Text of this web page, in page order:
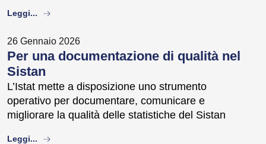
Leggi... about
26 Gennaio 2026
Per una documentazione di qualità nel
Sistan
L’Istat mette a disposizione uno strumento
operativo per documentare, comunicare e
migliorare la qualità delle statistiche del Sistan
Leggi... about